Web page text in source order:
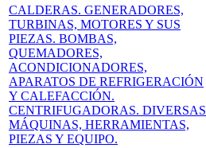
CALDERAS. GENERADORES,
TURBINAS, MOTORES Y SUS
PIEZAS. BOMBAS,
QUEMADORES,
ACONDICIONADORES,
APARATOS DE REFRIGERACIÓN
Y CALEFACCIÓN.
CENTRIFUGADORAS. DIVERSAS
MÁQUINAS, HERRAMIENTAS,
PIEZAS Y EQUIPO.